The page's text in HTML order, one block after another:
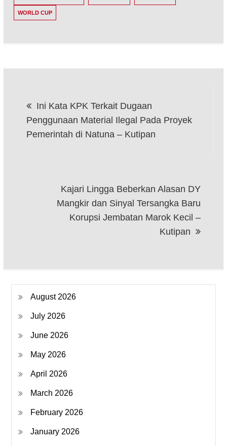
WORLD CUP
navigation
Ini Kata KPK Terkait Dugaan
Penggunaan Material Ilegal Pada Proyek
Pemerintah di Natuna – Kutipan
Kajari Lingga Beberkan Alasan DY
Mangkir dan Sinyal Tersangka Baru
Korupsi Jembatan Marok Kecil –
Kutipan
August 2026
July 2026
June 2026
May 2026
April 2026
March 2026
February 2026
January 2026